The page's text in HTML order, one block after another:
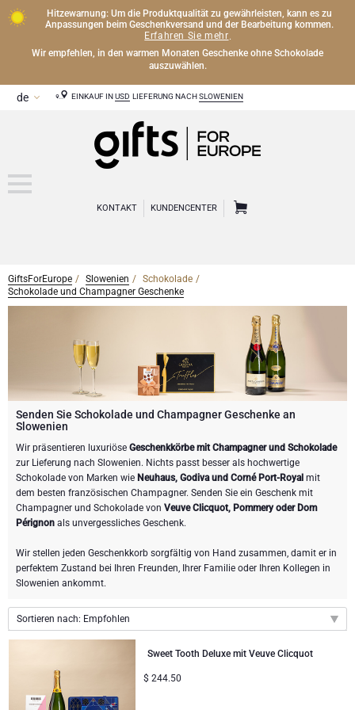
Hitzewarnung: Um die Produktqualität zu gewährleisten, kann es zu
Anpassungen beim Geschenkversand und der Bearbeitung kommen.
Erfahren Sie mehr.
Wir empfehlen, in den warmen Monaten Geschenke ohne Schokolade
auszuwählen.
EINKAUF IN USD LIEFERUNG NACH SLOWENIEN
KONTAKT KUNDENCENTER
CHAMPAGNER
Exklusive Champagner-Geschenke
Schicken Sie eine Flasche Champagner
Merk
Dom Perignon Champagner
Moet & Chandon Champagner
Veuve Clicquot Geschenke
Lanson Champagner
Weingeschenke
Schicken Sie eine Flasche Wein
Sekt Geschenke
Geschenke mit Schokolade und Wein
ANDERE GETRÄNKE
Schicken Sie eine Flasche Champagner
Sekt Geschenke
Bier Geschenke
Alkoholfreie Geschenke
SCHOKOLADE
Schokoladen Geschenke
Schokolade und Champagner Geschenke
Geschenke mit Schokolade und Wein
Sweet Gifts
Neuhaus Schokoladen
Godiva Schokoladen
Corné Port-Royal Belgische Schokoladen
GOURMET GESCHENKE
Gourmet Geschenke
LIFESTYLE
Lifestyle Geschenke
Atelier Rebul
MARKEN
Atelier Rebul
Corné Port-Royal Belgische Schokoladen
Dom Perignon Champagner
PREIS
Luxusgeschenke
VIP Geschenke
Populäre Geschenke
Neue Ankünfte
FIRMENGESCHENKE
Business Gifts Dienstleistungen
GiftsForEurope Slowenien
Schokolade
Schokolade und Champagner Geschenke
Senden Sie Schokolade und Champagner Geschenke an
Slowenien
Wir präsentieren luxuriöse Geschenkkörbe mit Champagner und Schokolade
zur Lieferung nach Slowenien. Nichts passt besser als hochwertige
Schokolade von Marken wie Neuhaus, Godiva und Corné Port-Royal mit
dem besten französischen Champagner. Senden Sie ein Geschenk mit
Champagner und Schokolade von Veuve Clicquot, Pommery oder Dom
Pérignon als unvergessliches Geschenk.
Wir stellen jeden Geschenkkorb sorgfältig von Hand zusammen, damit er in
perfektem Zustand bei Ihren Freunden, Ihrer Familie oder Ihren Kollegen in
Slowenien ankommt.
Sortieren nach: Empfohlen
Neuheiten
Preis: niedrigster zuerst
Sweet Tooth Deluxe mit Veuve Clicquot
$ 244.50